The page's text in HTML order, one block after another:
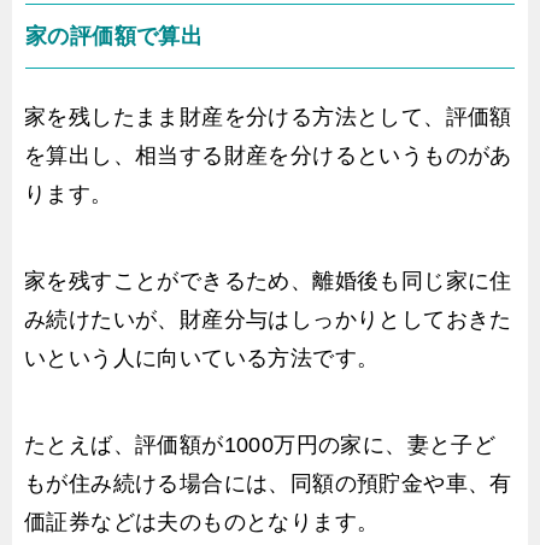
家の評価額で算出
家を残したまま財産を分ける方法として、評価額
を算出し、相当する財産を分けるというものがあ
ります。
家を残すことができるため、離婚後も同じ家に住
み続けたいが、財産分与はしっかりとしておきた
いという人に向いている方法です。
たとえば、評価額が1000万円の家に、妻と子ど
もが住み続ける場合には、同額の預貯金や車、有
価証券などは夫のものとなります。